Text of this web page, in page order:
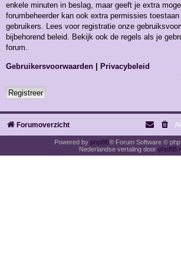
enkele minuten in beslag, maar geeft je extra
forumbeheerder kan ook extra permissies
gebruikers. Lees voor registratie onze
bijbehorend beleid. Bekijk ook de regels als je
forum.
Gebruikersvoorwaarden | Privacybeleid
Registreer
Forumoverzicht
Powered by phpBB® Forum Software ©
Nederlandse vertaling door